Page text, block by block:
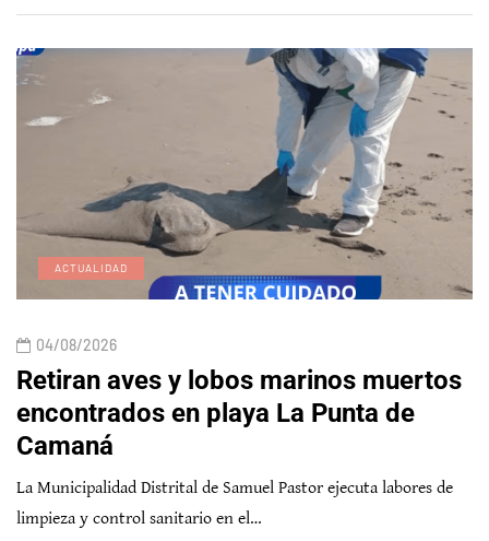
ACTUALIDAD
04/08/2026
Retiran aves y lobos marinos muertos
encontrados en playa La Punta de
Camaná
La Municipalidad Distrital de Samuel Pastor ejecuta labores de
limpieza y control sanitario en el…